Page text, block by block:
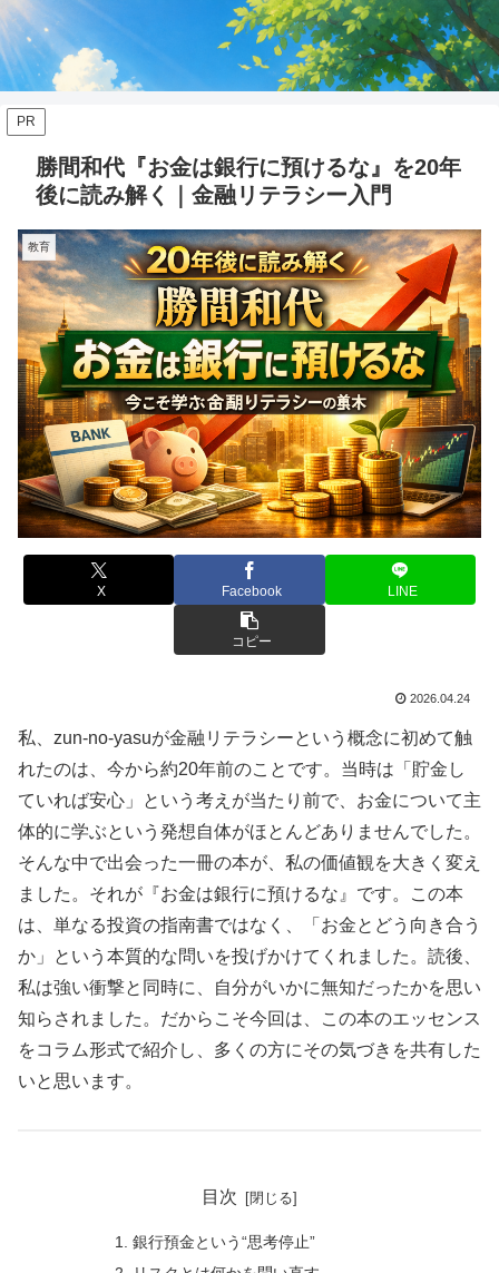
PR
勝間和代『お金は銀行に預けるな』を20年
後に読み解く｜金融リテラシー入門
教育
X Facebook LINE
コピー
2026.04.24
私、zun-no-yasuが金融リテラシーという概念に初めて触
れたのは、今から約20年前のことです。当時は「貯金し
ていれば安心」という考えが当たり前で、お金について主
体的に学ぶという発想自体がほとんどありませんでした。
そんな中で出会った一冊の本が、私の価値観を大きく変え
ました。それが『お金は銀行に預けるな』です。この本
は、単なる投資の指南書ではなく、「お金とどう向き合う
か」という本質的な問いを投げかけてくれました。読後、
私は強い衝撃と同時に、自分がいかに無知だったかを思い
知らされました。だからこそ今回は、この本のエッセンス
をコラム形式で紹介し、多くの方にその気づきを共有した
いと思います。
目次
銀行預金という“思考停止”